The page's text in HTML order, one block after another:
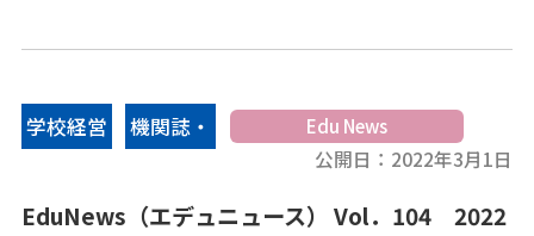
学校経営
機関誌・
Edu News
公開日： 2022年3月1日
EduNews（エデュニュース） Vol．104 2022